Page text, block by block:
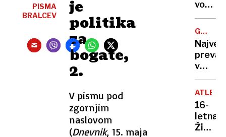
je
politika
za
bogate,
2.
V pismu pod
zgornjim
naslovom
(Dnevnik, 15. maja
PISMA
BRALCEV
do
dežja
ni na
vidiku
vodilno
vlogo
tudi
pri
zdravil:
»Leta
2030
bodo
moji
Kitajci,
GREGOR
v
ljudem
državo,
ki
sploh
16-
letna
Živa